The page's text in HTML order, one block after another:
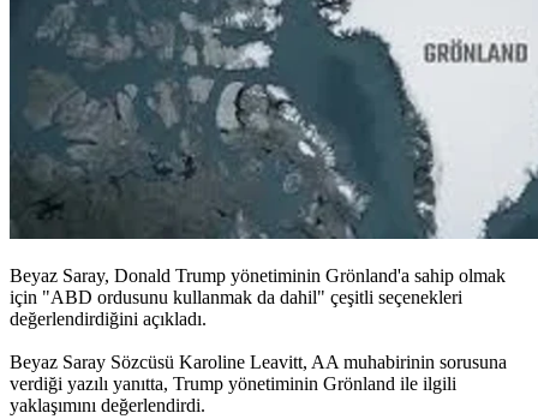
Beyaz Saray, Donald Trump yönetiminin Grönland'a sahip olmak
için "ABD ordusunu kullanmak da dahil" çeşitli seçenekleri
değerlendirdiğini açıkladı.
Beyaz Saray Sözcüsü Karoline Leavitt, AA muhabirinin sorusuna
verdiği yazılı yanıtta, Trump yönetiminin Grönland ile ilgili
yaklaşımını değerlendirdi.